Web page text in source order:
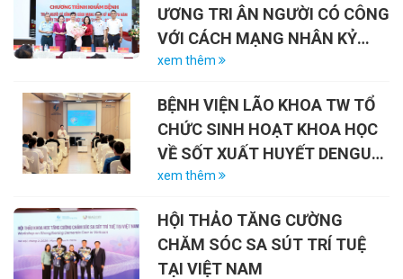
ƯƠNG TRI ÂN NGƯỜI CÓ CÔNG
VỚI CÁCH MẠNG NHÂN KỶ
NIỆM 79 NĂM NGÀY THƯƠNG
27/7/2026)
xem thêm
BỆNH VIỆN LÃO KHOA TW TỔ
CHỨC SINH HOẠT KHOA HỌC
VỀ SỐT XUẤT HUYẾT DENGUE
VÀ VAI TRÒ CỦA VẮC-XIN
xem thêm
HỘI THẢO TĂNG CƯỜNG
CHĂM SÓC SA SÚT TRÍ TUỆ
TẠI VIỆT NAM